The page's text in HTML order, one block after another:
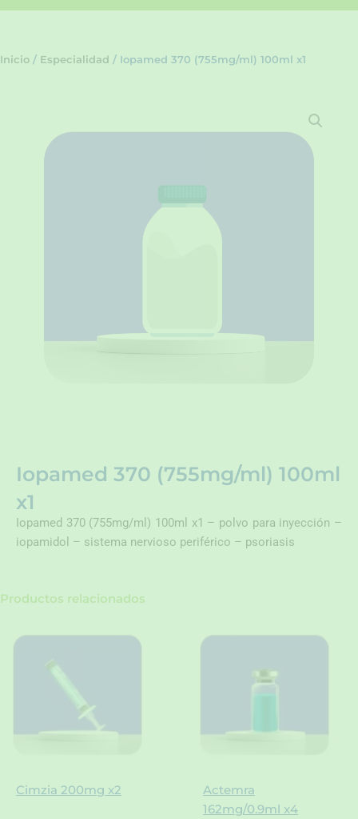
Inicio / Especialidad / Iopamed 370 (755mg/ml) 100ml x1
Iopamed 370 (755mg/ml) 100ml
x1
Iopamed 370 (755mg/ml) 100ml x1 – polvo para inyección –
iopamidol – sistema nervioso periférico – psoriasis
Productos relacionados
Cimzia 200mg x2
Actemra
162mg/0.9ml x4